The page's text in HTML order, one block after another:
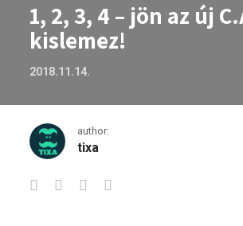
1, 2, 3, 4 – jön az új
kislemez!
2018.11.14.
author:
tixa